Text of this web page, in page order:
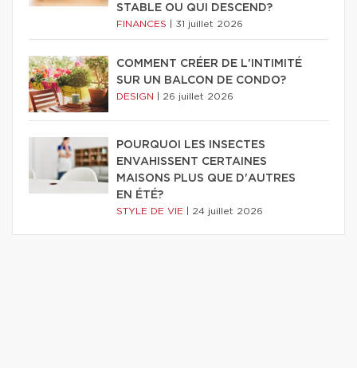
STABLE OU QUI DESCEND?
FINANCES 31 juillet 2026
COMMENT CRÉER DE L'INTIMITÉ
SUR UN BALCON DE CONDO?
DESIGN 26 juillet 2026
POURQUOI LES INSECTES
ENVAHISSENT CERTAINES
MAISONS PLUS QUE D'AUTRES
EN ÉTÉ?
STYLE DE VIE 24 juillet 2026